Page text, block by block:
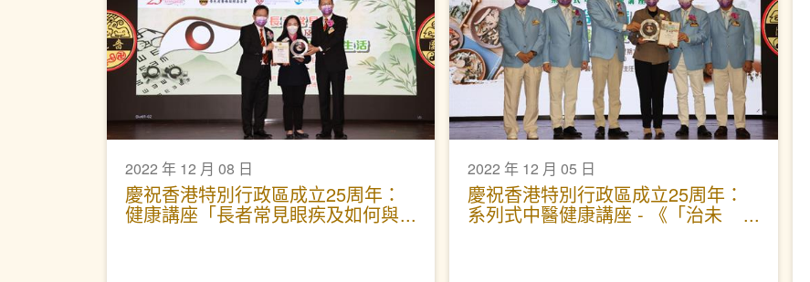
2022 年 12 月 08 日
慶祝香港特別行政區成立25周年：
健康講座「長者常見眼疾及如何與
2022 年 12 月 05 日
慶祝香港特別行政區成立25周年：
系列式中醫健康講座 - 《「治未